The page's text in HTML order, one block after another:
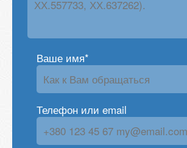
Ваше имя*
Телефон или email